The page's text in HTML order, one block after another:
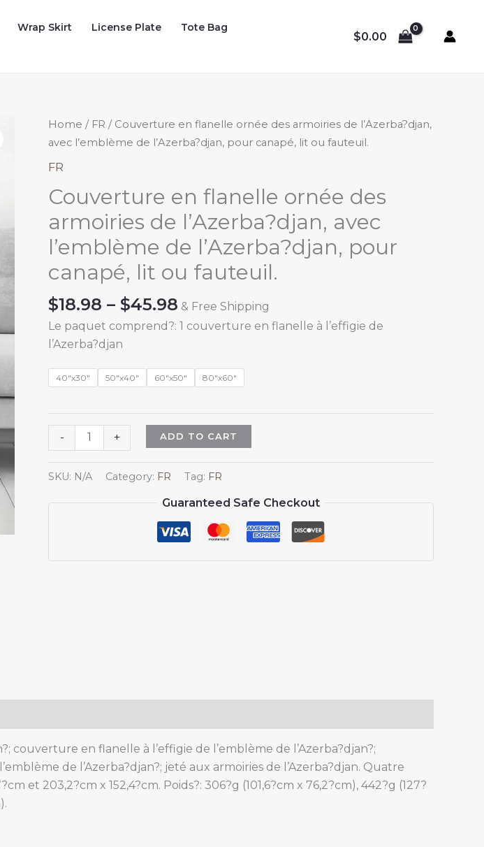
Wrap Skirt License Plate
Tote Bag
$0.00
Home / FR / Couverture en flanelle ornée des armoiries de l’Azerba?djan,
avec l’emblème de l’Azerba?djan, pour canapé, lit ou fauteuil.
FR
Couverture en flanelle ornée des
armoiries de l’Azerba?djan, avec
l’emblème de l’Azerba?djan, pour
canapé, lit ou fauteuil.
$18.98 – $45.98 Price
range:
$45.98
& Free Shipping
Le paquet comprend?: 1 couverture en flanelle à l’effigie de
l’Azerba?djan
40"x30" 50"x40" 60"x50" 80"x60"
-
Couverture
en
flanelle
des
l'Azerba?
fauteuil.
quantity
+ ADD TO CART
SKU: N/A Category: FR Tag: FR
Guaranteed Safe Checkout
couverture en flanelle à l’effigie de l’emblème de l’Azerba?djan?;
de l’Azerba?djan?; jeté aux armoiries de l’Azerba?djan. Quatre
et 203,2?cm x 152,4?cm. Poids?: 306?g (101,6?cm x 76,2?cm), 442?g (127?